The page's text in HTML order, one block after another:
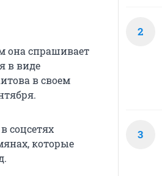
она спрашивает
в виде
в своем
соцсетях
которые
2
3